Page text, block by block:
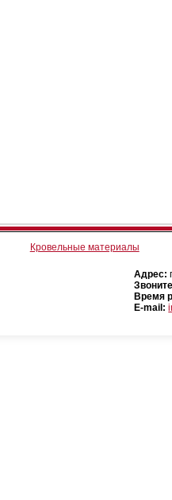
Кровельные материалы
Адрес:
Время
E-mail: